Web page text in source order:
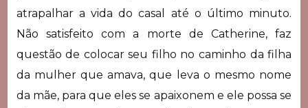
atrapalhar a vida do casal até o último minuto.
Não satisfeito com a morte de Catherine, faz
questão de colocar seu filho no caminho da filha
da mulher que amava, que leva o mesmo nome
da mãe, para que eles se apaixonem e ele possa se